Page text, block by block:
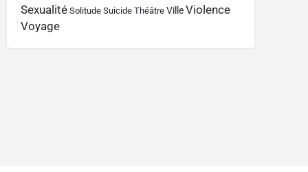
Sexualité Solitude Suicide Théâtre VilleViolence
Voyage